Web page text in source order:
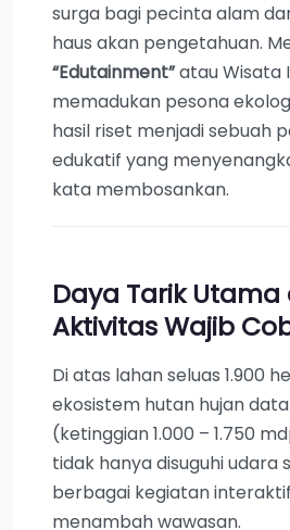
surga bagi pecinta alam
haus akan pengetahuan.
“Edutainment”atau Wisata
memadukan pesona
hasil riset menjadi sebuah
edukatif yang
kata membosankan.
Daya Tarik
Aktivitas Wajib
Di atas lahan seluas 1.900
ekosistem hutan hujan
(ketinggian 1.000 – 1.750
tidak hanya disuguhi udara
berbagai kegiatan
menambah wawasan.